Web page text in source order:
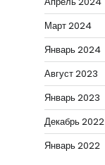
Март 2024
Январь 2024
Август 2023
Январь 2023
Декабрь 2022
Январь 2022